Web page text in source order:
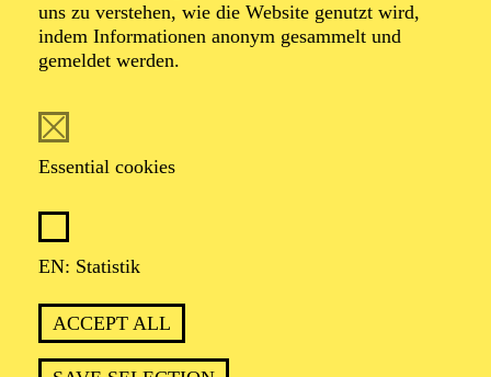
uns zu verstehen, wie die Website genutzt wird,
indem Informationen anonym gesammelt und
gemeldet werden.
Essential cookies
EN: Statistik
ACCEPT ALL
TICKETS
12,00€
OPERA
Wednesday
03.03.2027
15:30 - 17:30
Aalto-Foyer
ÖFFENTLICHE THEATER­
FÜHRUNG